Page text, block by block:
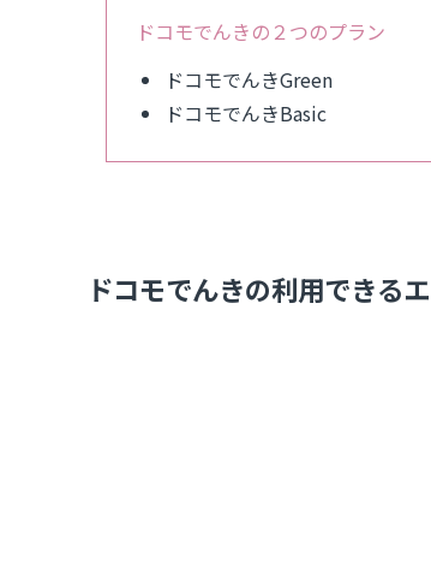
ドコモでんきの２つのプラン
ドコモでんきGreen
ドコモでんきBasic
ドコモでんきの利用できる